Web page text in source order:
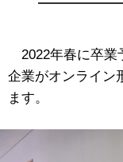
2022年春に卒業
企業がオンライン
ます。